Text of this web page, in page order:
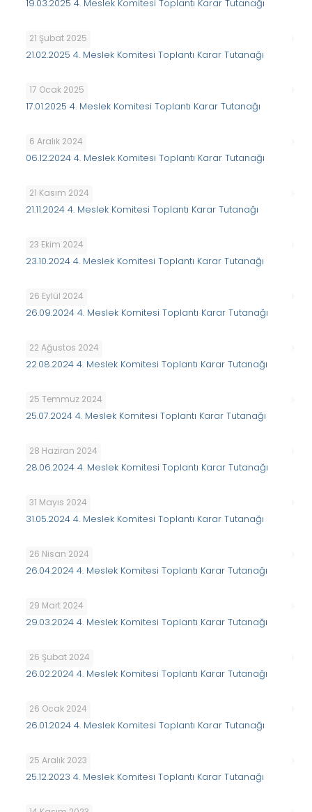
19.03.2025 4. Meslek Komitesi Toplantı Karar Tutanağı
21 Şubat 2025
21.02.2025 4. Meslek Komitesi Toplantı Karar Tutanağı
17 Ocak 2025
17.01.2025 4. Meslek Komitesi Toplantı Karar Tutanağı
6 Aralık 2024
06.12.2024 4. Meslek Komitesi Toplantı Karar Tutanağı
21 Kasım 2024
21.11.2024 4. Meslek Komitesi Toplantı Karar Tutanağı
23 Ekim 2024
23.10.2024 4. Meslek Komitesi Toplantı Karar Tutanağı
26 Eylül 2024
26.09.2024 4. Meslek Komitesi Toplantı Karar Tutanağı
22 Ağustos 2024
22.08.2024 4. Meslek Komitesi Toplantı Karar Tutanağı
25 Temmuz 2024
25.07.2024 4. Meslek Komitesi Toplantı Karar Tutanağı
28 Haziran 2024
28.06.2024 4. Meslek Komitesi Toplantı Karar Tutanağı
31 Mayıs 2024
31.05.2024 4. Meslek Komitesi Toplantı Karar Tutanağı
26 Nisan 2024
26.04.2024 4. Meslek Komitesi Toplantı Karar Tutanağı
29 Mart 2024
29.03.2024 4. Meslek Komitesi Toplantı Karar Tutanağı
26 Şubat 2024
26.02.2024 4. Meslek Komitesi Toplantı Karar Tutanağı
26 Ocak 2024
26.01.2024 4. Meslek Komitesi Toplantı Karar Tutanağı
25 Aralık 2023
25.12.2023 4. Meslek Komitesi Toplantı Karar Tutanağı